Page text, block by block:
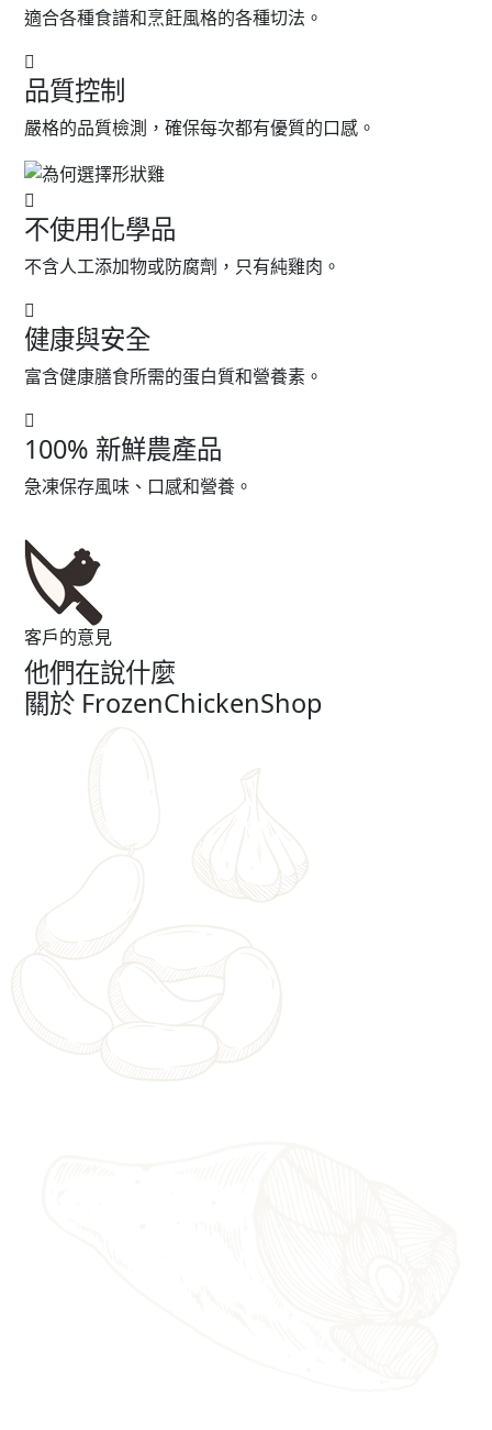
適合各種食譜和烹飪風格的各種切法。
品質控制
嚴格的品質檢測，確保每次都有優質的口感。
不使用化學品
不含人工添加物或防腐劑，只有純雞肉。
健康與安全
富含健康膳食所需的蛋白質和營養素。
100% 新鮮農產品
急凍保存風味、口感和營養。
客戶的意見
他們在說什麼
關於 FrozenChickenShop